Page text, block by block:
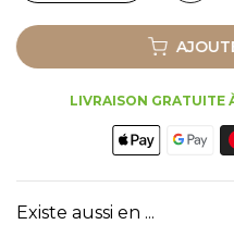
LIVRAISON GRATUITE
Existe aussi en ...